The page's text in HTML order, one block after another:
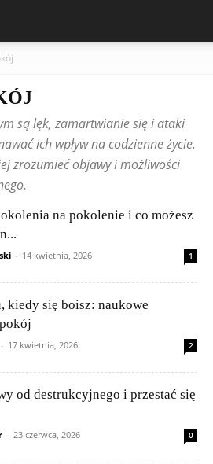
są lęk, zamartwianie się i ataki
ich wpływ na codzienne życie.
zrozumieć objawy i możliwości
na pokolenie i co możesz
- 14 kwietnia, 2026 1
kiedy się boisz: naukowe
- 17 kwietnia, 2026 2
od destrukcyjnego i przestać się
- 23 czerwca, 2026 0